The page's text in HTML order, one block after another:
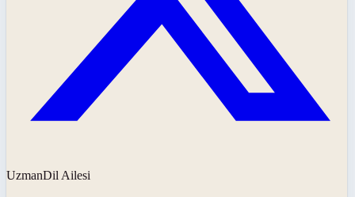
UzmanDil Ailesi